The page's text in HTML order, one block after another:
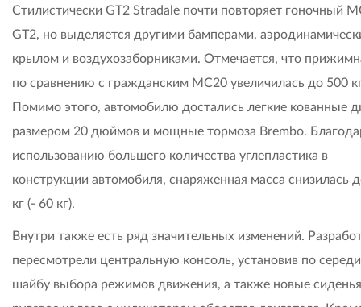
Стилистически GT2 Stradale почти повторяет гоночный
GT2, но выделяется другими бамперами,
крылом и воздухозаборниками. Отмечается, что
по сравнению с гражданским MC20 увеличилась до 500
Помимо этого, автомобилю достались легкие кованные
размером 20 дюймов и мощные тормоза Brembo.
использованию большего количества углепластика в
конструкции автомобиля, снаряженная масса снизилась
кг (- 60 кг).
Внутри также есть ряд значительных изменений.
пересмотрели центральную консоль, установив по
шайбу выбора режимов движения, а также новые